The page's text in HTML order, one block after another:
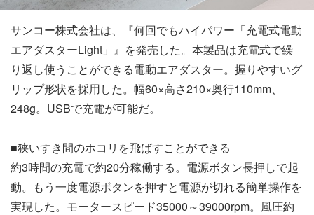
サンコー株式会社は、『何回でもハイパワー「充電式電動
エアダスターLight」』を発売した。本製品は充電式で繰
り返し使うことができる電動エアダスター。握りやすいグ
リップ形状を採用した。幅60×高さ210×奥行110mm、
248g。USBで充電が可能だ。
■狭いすき間のホコリを飛ばすことができる
約3時間の充電で約20分稼働する。電源ボタン長押しで起
動。もう一度電源ボタンを押すと電源が切れる簡単操作を
実現した。モータースピード35000～39000rpm。風圧約